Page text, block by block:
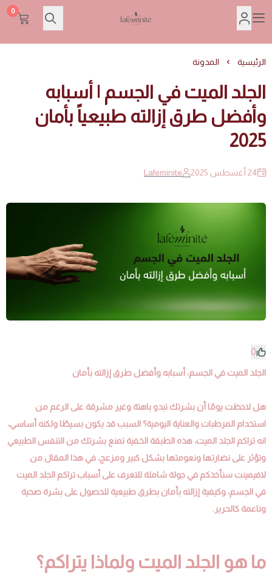
Lafeminite | لافمنيت
0
الرئيسية المدونة
الجلد الميت في الجسم | أسبابه
وأفضل طرق إزالته طبيعياً بأمان
2025
24 أغسطس 2025 Lafeminite
0
الجلد الميت في الجسم: أسبابه وأفضل طرق إزالته بأمان
هل لاحظت يومًا أن بشرتك تبدو باهتة وغير مشرقة على الرغم من
استخدام المرطبات والعناية اليومية؟ السبب قد يكون بسيطًا ولكنه أساسي،
انه تراكم الجلد الميت، هذه الطبقة الخفية تمنع بشرتك من التنفس الطبيعي
وتؤثر على نضارتها ونعومتها بشكل كبير ومزعج، في هذا المقال من
لافيمينت سنأخذكم في جولة شاملة للتعرف على أسباب تراكم الجلد الميت
في الجسم، وكيفية إزالته بأمان بطرق طبيعية للحصول على بشرة صحية
وناعمة كالحرير.
ما هو الجلد الميت ولماذا يتراكم؟